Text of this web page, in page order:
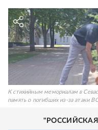
К стихийным мемориалам в
память о погибших из-за атаки
"РОССИЙСКАЯ